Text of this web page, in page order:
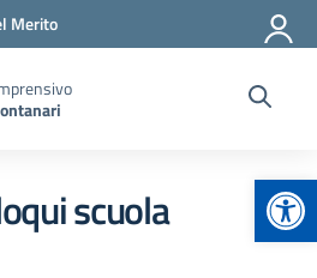
Merito
scuola